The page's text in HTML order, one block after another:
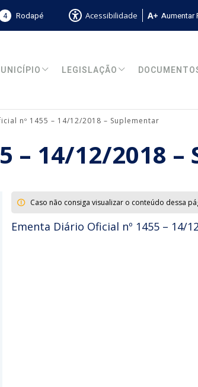
4 Rodapé Acessibilidade Aumentar
LEGISLAÇÃO
nº 1455 – 14/12/2018 – Suplementar
– 14/12/2018
Caso não consiga visualizar o conteúdo dessa
Ementa Diário Oficial nº 1455 – 14/